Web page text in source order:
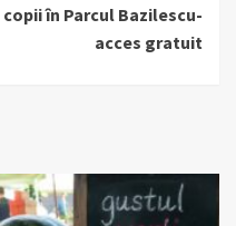
în Parcul Bazilescu-
acces gratuit